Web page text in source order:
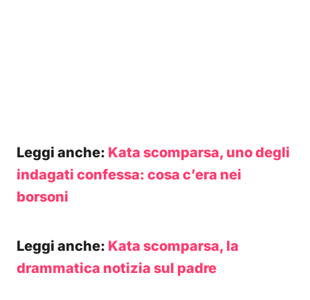
Leggi anche: Kata scomparsa, uno degli
indagati confessa: cosa c’era nei
borsoni
Leggi anche: Kata scomparsa, la
drammatica notizia sul padre